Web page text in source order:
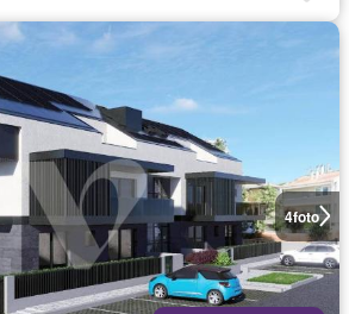
4foto